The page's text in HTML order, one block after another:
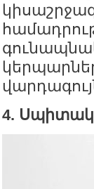
4. Սպիտակ